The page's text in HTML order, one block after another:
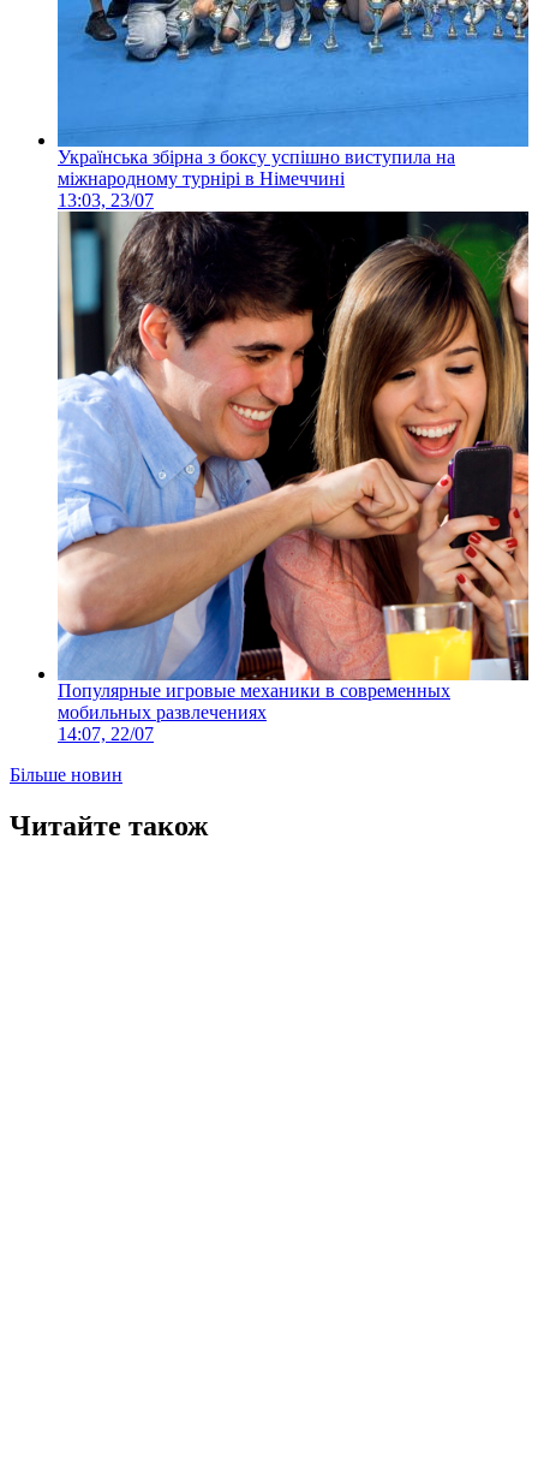
Українська збірна з боксу успішно виступила на
міжнародному турнірі в Німеччині
13:03, 23/07
Популярные игровые механики в современных
мобильных развлечениях
14:07, 22/07
Більше новин
Читайте також